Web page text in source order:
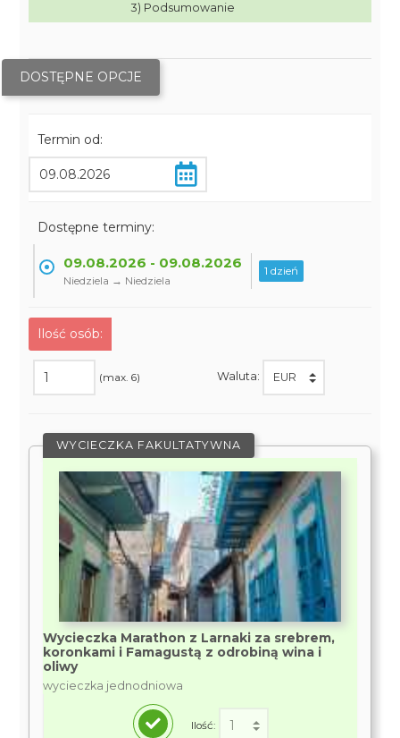
3) Podsumowanie
DOSTĘPNE OPCJE
Termin od:
Dostępne terminy:
09.08.2026 - 09.08.2026
Niedziela → Niedziela
1 dzień
Ilość osób:
(max. 6) Waluta:
WYCIECZKA FAKULTATYWNA
Wycieczka Marathon z Larnaki za srebrem,
koronkami i Famagustą z odrobiną wina i
oliwy
wycieczka jednodniowa
Ilość: